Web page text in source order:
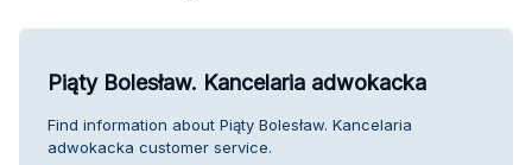
Piąty Bolesław. Kancelaria adwokacka
Find information about Piąty Bolesław. Kancelaria
adwokacka customer service.